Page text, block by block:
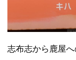
志布志から鹿屋へ